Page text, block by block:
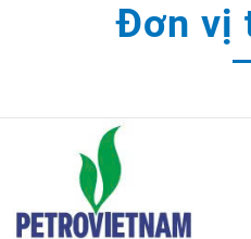
Bồn chứa khí hóa lỏng LPG. PVC
XEM THÊM
Đơn vị